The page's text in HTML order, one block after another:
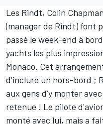
Les Rindt, Colin
(manager de Rindt) font
passé le week-end à
yachts les plus
Monaco. Cet
d'inclure un hors-bord ;
aux gens d'y monter
retenue ! Le pilote
monté avec lui, mais a